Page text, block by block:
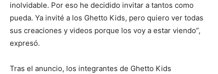
inolvidable. Por eso he decidido invitar a tantos como
pueda. Ya invité a los Ghetto Kids, pero quiero ver todas
sus creaciones y videos porque los voy a estar viendo”,
expresó.
Tras el anuncio, los integrantes de Ghetto Kids